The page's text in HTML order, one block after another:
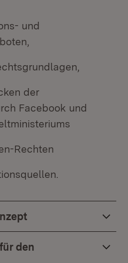
und
der
Facebook und
Rechten
den